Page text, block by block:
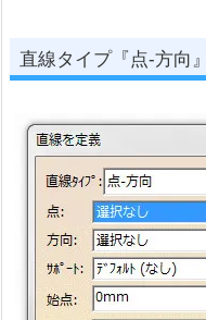
直線タイプ『点-方向』